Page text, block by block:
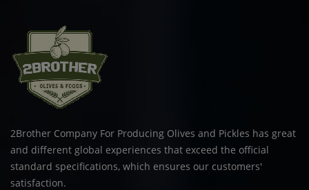
2Brother Company For Producing Olives and Pickles has great
and different global experiences that exceed the official
standard specifications, which ensures our customers'
satisfaction.